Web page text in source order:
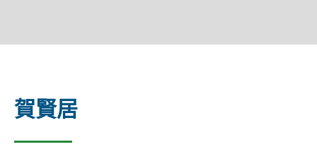
賀賢居